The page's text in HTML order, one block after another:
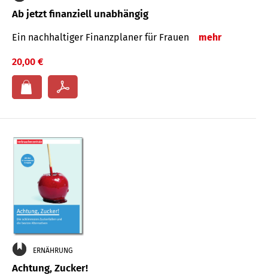
Ab jetzt finanziell unabhängig
Ein nachhaltiger Finanzplaner für Frauen mehr
20,00 €
ERNÄHRUNG
Achtung, Zucker!